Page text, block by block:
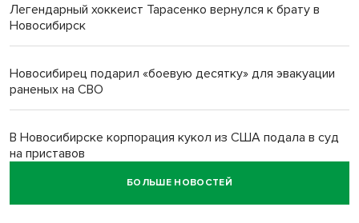
Легендарный хоккеист Тарасенко вернулся к брату в
Новосибирск
Новосибирец подарил «боевую десятку» для эвакуации
раненых на СВО
В Новосибирске корпорация кукол из США подала в суд
на приставов
БОЛЬШЕ НОВОСТЕЙ